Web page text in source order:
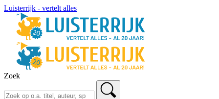
Luisterrijk - vertelt alles
Zoek